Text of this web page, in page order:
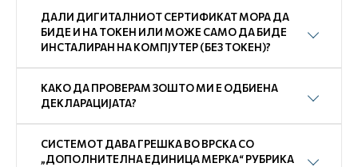
ДАЛИ ДИГИТАЛНИОТ СЕРТИФИКАТ МОРА ДА
БИДЕ И НА ТОКЕН ИЛИ МОЖЕ САМО ДА БИДЕ
ИНСТАЛИРАН НА КОМПЈУТЕР (БЕЗ ТОКЕН)?
КАКО ДА ПРОВЕРАМ ЗОШТО МИ Е ОДБИЕНА
ДЕКЛАРАЦИЈАТА?
СИСТЕМОТ ДАВА ГРЕШКА ВО ВРСКА СО
„ДОПОЛНИТЕЛНА ЕДИНИЦА МЕРКА“ РУБРИКА